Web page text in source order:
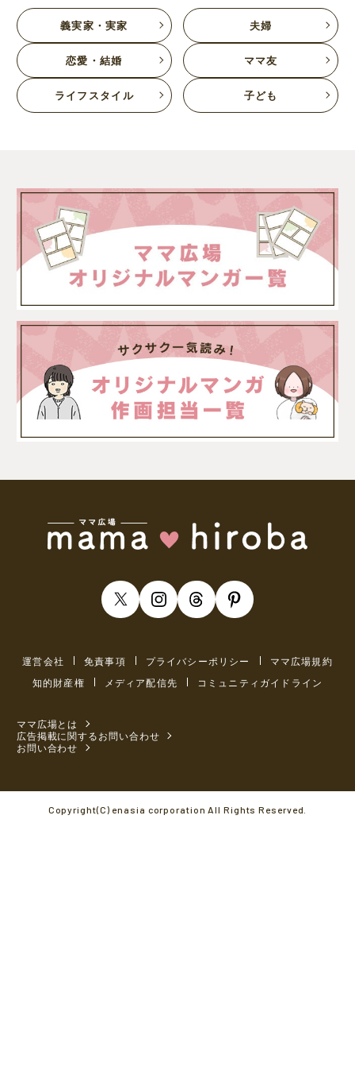
義実家・実家 夫婦
恋愛・結婚 ママ友
ライフスタイル 子ども
運営会社 免責事項 プライバシーポリシー
ママ広場規約
知的財産権
メディア配信先 コミュニティガイドライン
ママ広場とは
広告掲載に関するお問い合わせ
お問い合わせ
Copyright(C) enasia corporation All Rights Reserved.